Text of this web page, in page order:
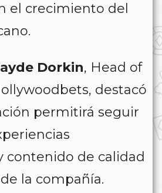
el crecimiento del
Dorkin, Head of
destacó
permitirá seguir
contenido de calidad
la compañía.